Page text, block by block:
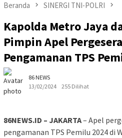
Beranda SINERGI TNI-POLRI
Kapolda Metro Jaya
Pimpin Apel
Pengamanan TPS
86 NEWS
13/02/2024
255 Dilihat
86NEWS.ID – JAKARTA– Apel
pengamanan TPS Pemilu 2024 di